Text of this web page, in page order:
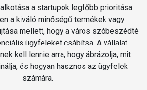
a startupok legfőbb prioritása
a kiváló minőségű termékek vagy
mellett, hogy a város szóbeszédté
ügyfeleket csábítsa. A vállalat
kell lennie arra, hogy ábrázolja, mit
és hogyan hasznos az ügyfelek
számára.